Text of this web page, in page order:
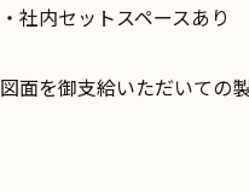
・社内セットスペースあり
図面を御支給いただいての